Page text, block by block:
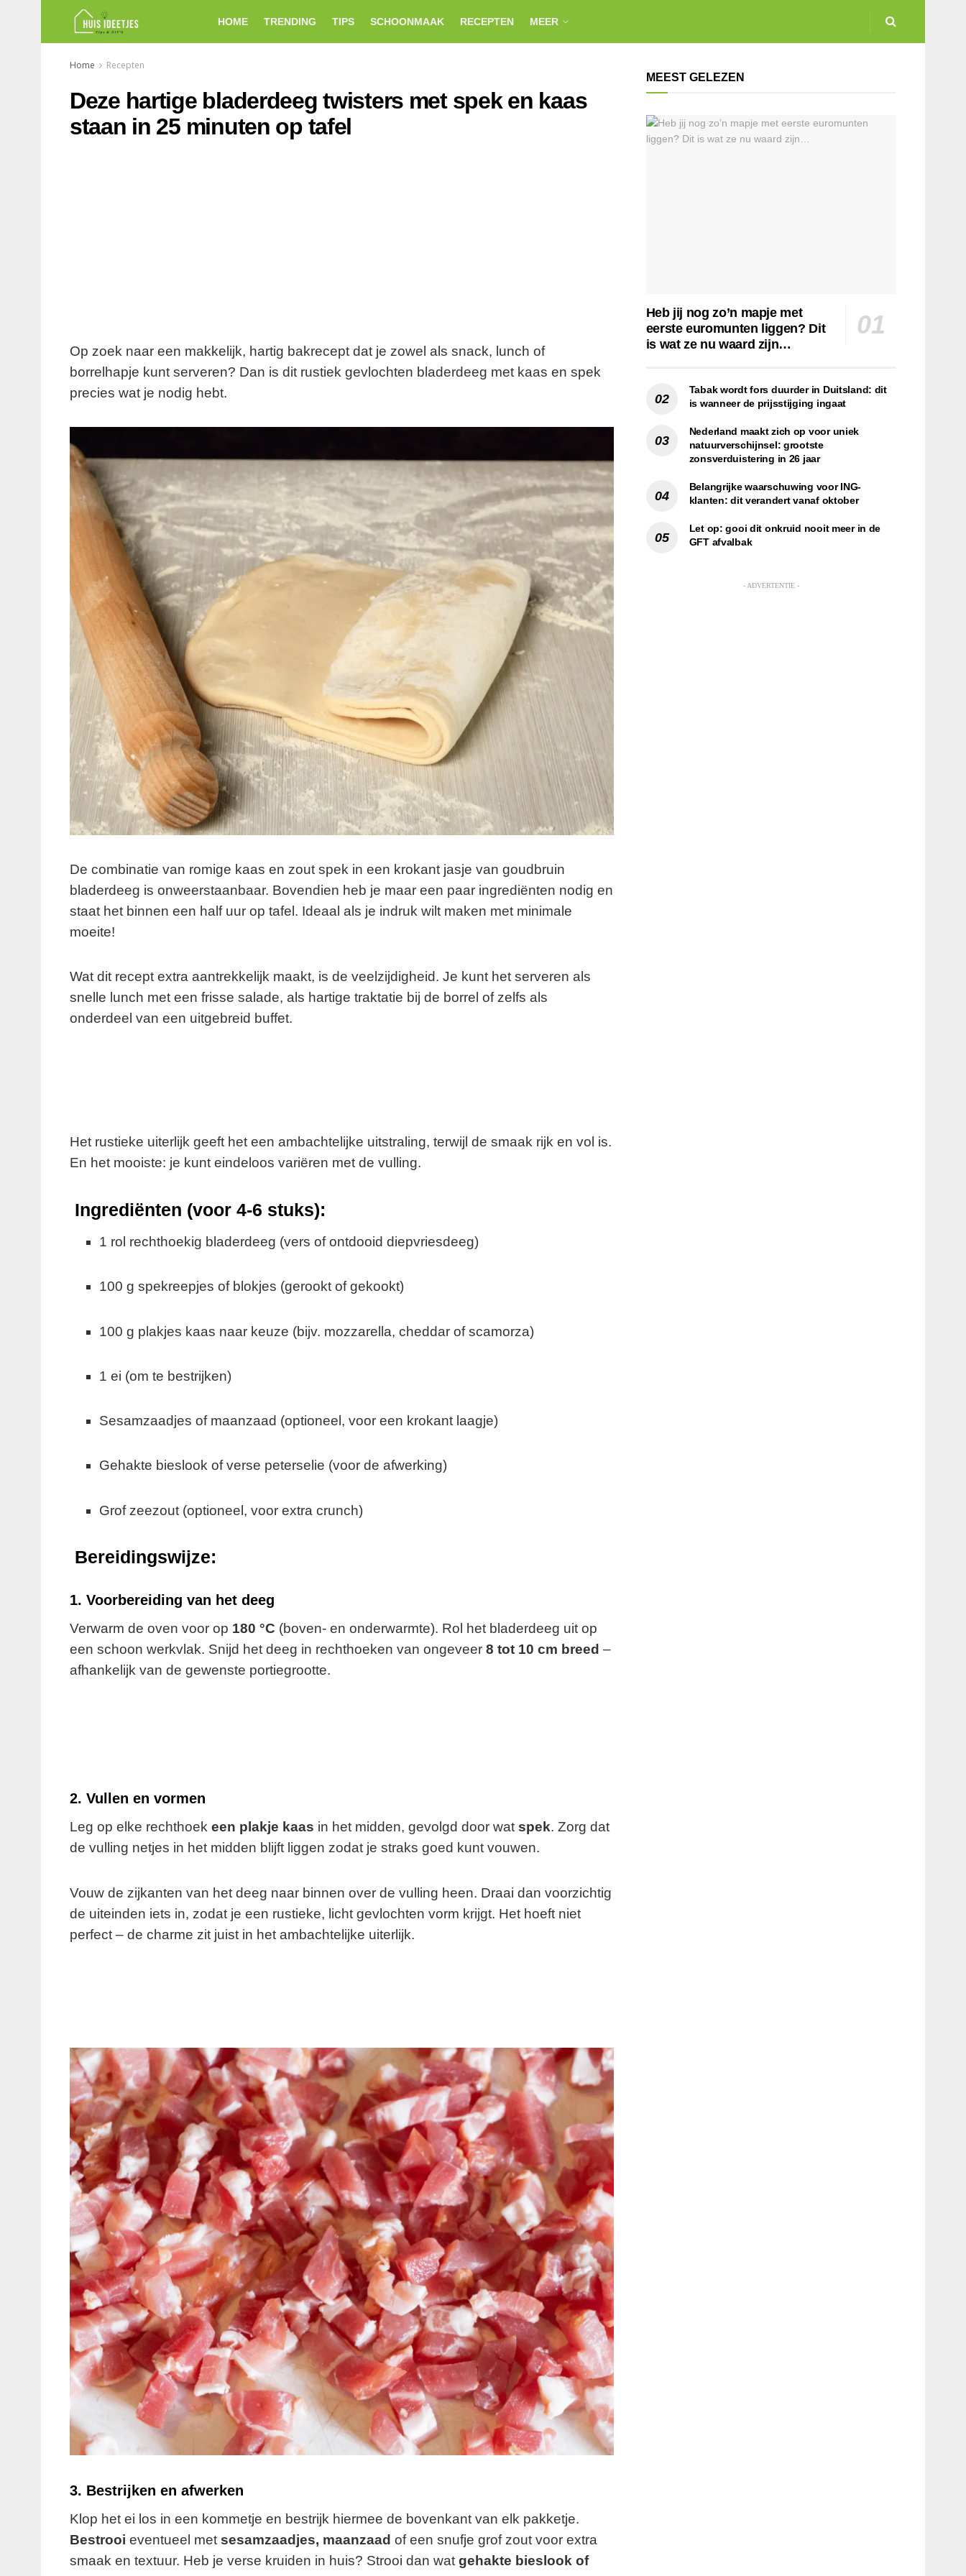
HOME TRENDING TIPS SCHOONMAAK RECEPTEN MEER
Home Recepten
Deze hartige bladerdeeg twisters met spek en kaas
staan in 25 minuten op tafel
Op zoek naar een makkelijk, hartig bakrecept dat je zowel als snack, lunch of
borrelhapje kunt serveren? Dan is dit rustiek gevlochten bladerdeeg met kaas en spek
precies wat je nodig hebt.
De combinatie van romige kaas en zout spek in een krokant jasje van goudbruin
bladerdeeg is onweerstaanbaar. Bovendien heb je maar een paar ingrediënten nodig en
staat het binnen een half uur op tafel. Ideaal als je indruk wilt maken met minimale
moeite!
Wat dit recept extra aantrekkelijk maakt, is de veelzijdigheid. Je kunt het serveren als
snelle lunch met een frisse salade, als hartige traktatie bij de borrel of zelfs als
onderdeel van een uitgebreid buffet.
Het rustieke uiterlijk geeft het een ambachtelijke uitstraling, terwijl de smaak rijk en vol is.
En het mooiste: je kunt eindeloos variëren met de vulling.
Ingrediënten (voor 4-6 stuks):
1 rol rechthoekig bladerdeeg (vers of ontdooid diepvriesdeeg)
100 g spekreepjes of blokjes (gerookt of gekookt)
100 g plakjes kaas naar keuze (bijv. mozzarella, cheddar of scamorza)
1 ei (om te bestrijken)
Sesamzaadjes of maanzaad (optioneel, voor een krokant laagje)
Gehakte bieslook of verse peterselie (voor de afwerking)
Grof zeezout (optioneel, voor extra crunch)
Bereidingswijze:
1. Voorbereiding van het deeg
Verwarm de oven voor op 180 °C (boven- en onderwarmte). Rol het bladerdeeg uit op
een schoon werkvlak. Snijd het deeg in rechthoeken van ongeveer 8 tot 10 cm breed –
afhankelijk van de gewenste portiegrootte.
2. Vullen en vormen
Leg op elke rechthoek een plakje kaas in het midden, gevolgd door wat spek. Zorg dat
de vulling netjes in het midden blijft liggen zodat je straks goed kunt vouwen.
Vouw de zijkanten van het deeg naar binnen over de vulling heen. Draai dan voorzichtig
de uiteinden iets in, zodat je een rustieke, licht gevlochten vorm krijgt. Het hoeft niet
perfect – de charme zit juist in het ambachtelijke uiterlijk.
3. Bestrijken en afwerken
Klop het ei los in een kommetje en bestrijk hiermee de bovenkant van elk pakketje.
Bestrooi eventueel met sesamzaadjes, maanzaad of een snufje grof zout voor extra
smaak en textuur. Heb je verse kruiden in huis? Strooi dan wat gehakte bieslook of
MEEST GELEZEN
Heb jij nog zo’n mapje met
eerste euromunten liggen? Dit
is wat ze nu waard zijn…
Tabak wordt fors duurder in Duitsland: dit
is wanneer de prijsstijging ingaat
Nederland maakt zich op voor uniek
natuurverschijnsel: grootste
zonsverduistering in 26 jaar
Belangrijke waarschuwing voor ING-
klanten: dit verandert vanaf oktober
Let op: gooi dit onkruid nooit meer in de
GFT afvalbak
- ADVERTENTIE -